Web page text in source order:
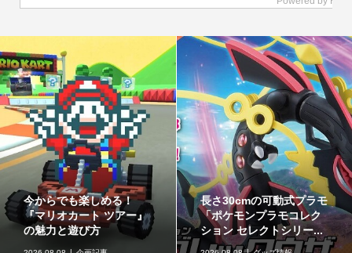
今からでも楽しめる！
『マリオカート ツアー』
の魅力と遊び方
長さ30cmの可動式プラモ
「ポケモンプラモコレク
ション セレクトシリー...